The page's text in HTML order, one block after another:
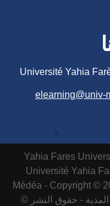
elearning@univ-
Yahia Fares
Université Yahia
Médéa - Copyright ©
- حقوق النشر ©